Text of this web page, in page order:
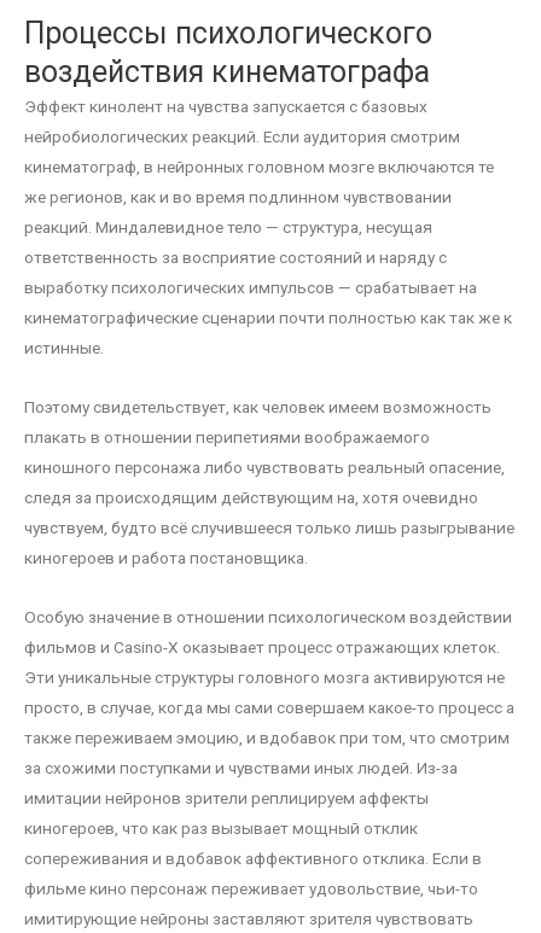
Процессы психологического
воздействия кинематографа
Эффект кинолент на чувства запускается с базовых
нейробиологических реакций. Если аудитория смотрим
кинематограф, в нейронных головном мозге включаются те
же регионов, как и во время подлинном чувствовании
реакций. Миндалевидное тело — структура, несущая
ответственность за восприятие состояний и наряду с
выработку психологических импульсов — срабатывает на
кинематографические сценарии почти полностью как так же к
истинные.
Поэтому свидетельствует, как человек имеем возможность
плакать в отношении перипетиями воображаемого
киношного персонажа либо чувствовать реальный опасение,
следя за происходящим действующим на, хотя очевидно
чувствуем, будто всё случившееся только лишь разыгрывание
киногероев и работа постановщика.
Особую значение в отношении психологическом воздействии
фильмов и Casino-X оказывает процесс отражающих клеток.
Эти уникальные структуры головного мозга активируются не
просто, в случае, когда мы сами совершаем какое-то процесс а
также переживаем эмоцию, и вдобавок при том, что смотрим
за схожими поступками и чувствами иных людей. Из-за
имитации нейронов зрители реплицируем аффекты
киногероев, что как раз вызывает мощный отклик
сопереживания и вдобавок аффективного отклика. Если в
фильме кино персонаж переживает удовольствие, чьи-то
имитирующие нейроны заставляют зрителя чувствовать